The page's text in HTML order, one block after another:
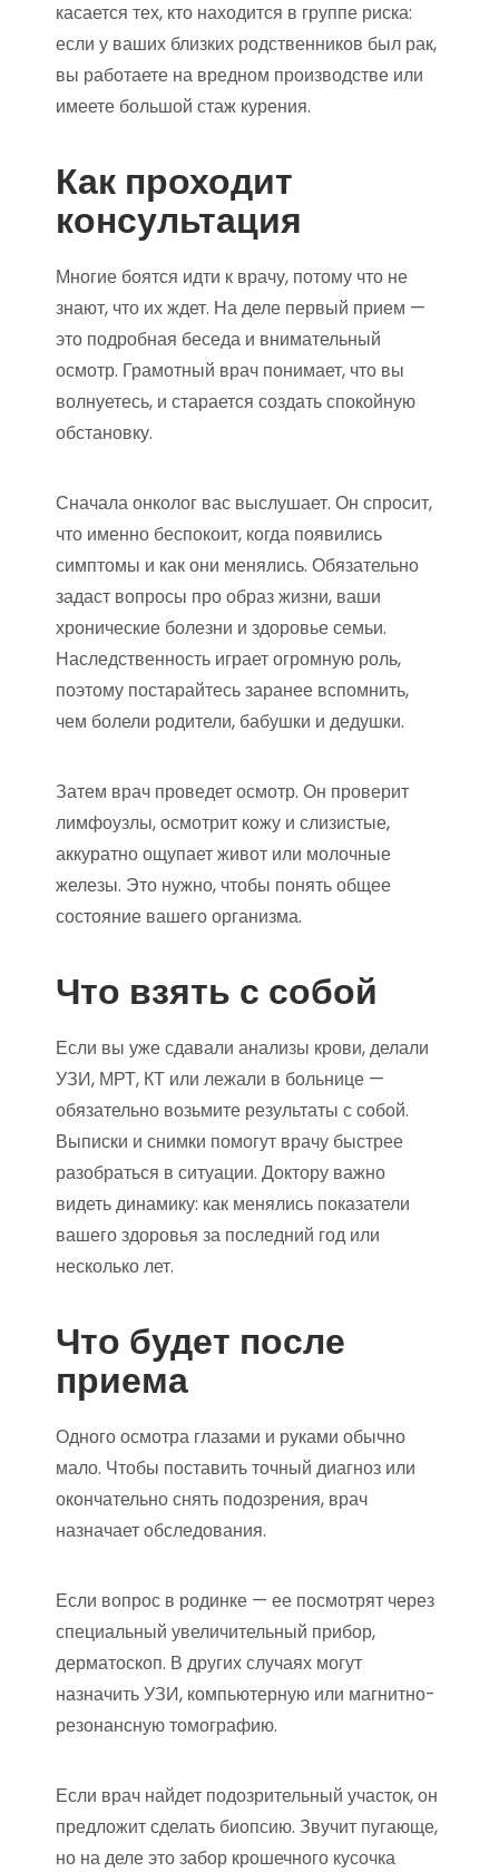
касается тех, кто находится в группе риска:
если у ваших близких родственников был рак,
вы работаете на вредном производстве или
имеете большой стаж курения.
Как проходит
консультация
Многие боятся идти к врачу, потому что не
знают, что их ждет. На деле первый прием —
это подробная беседа и внимательный
осмотр. Грамотный врач понимает, что вы
волнуетесь, и старается создать спокойную
обстановку.
Сначала онколог вас выслушает. Он спросит,
что именно беспокоит, когда появились
симптомы и как они менялись. Обязательно
задаст вопросы про образ жизни, ваши
хронические болезни и здоровье семьи.
Наследственность играет огромную роль,
поэтому постарайтесь заранее вспомнить,
чем болели родители, бабушки и дедушки.
Затем врач проведет осмотр. Он проверит
лимфоузлы, осмотрит кожу и слизистые,
аккуратно ощупает живот или молочные
железы. Это нужно, чтобы понять общее
состояние вашего организма.
Что взять с собой
Если вы уже сдавали анализы крови, делали
УЗИ, МРТ, КТ или лежали в больнице —
обязательно возьмите результаты с собой.
Выписки и снимки помогут врачу быстрее
разобраться в ситуации. Доктору важно
видеть динамику: как менялись показатели
вашего здоровья за последний год или
несколько лет.
Что будет после
приема
Одного осмотра глазами и руками обычно
мало. Чтобы поставить точный диагноз или
окончательно снять подозрения, врач
назначает обследования.
Если вопрос в родинке — ее посмотрят через
специальный увеличительный прибор,
дерматоскоп. В других случаях могут
назначить УЗИ, компьютерную или магнитно-
резонансную томографию.
Если врач найдет подозрительный участок, он
предложит сделать биопсию. Звучит пугающе,
но на деле это забор крошечного кусочка